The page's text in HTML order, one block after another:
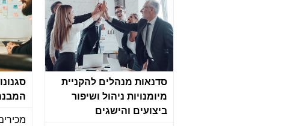
סדנאות מנהלים להקניית
מיומנויות ניהול ושיפור
ביצועים והישגים